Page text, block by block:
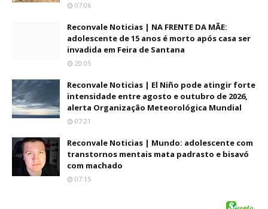
07:06
Reconvale Noticias | NA FRENTE DA MÃE:
adolescente de 15 anos é morto após casa ser
invadida em Feira de Santana
20:05
Reconvale Noticias | El Niño pode atingir forte
intensidade entre agosto e outubro de 2026,
alerta Organização Meteorológica Mundial
07:21
Reconvale Noticias | Mundo: adolescente com
transtornos mentais mata padrasto e bisavó
com machado
07:15